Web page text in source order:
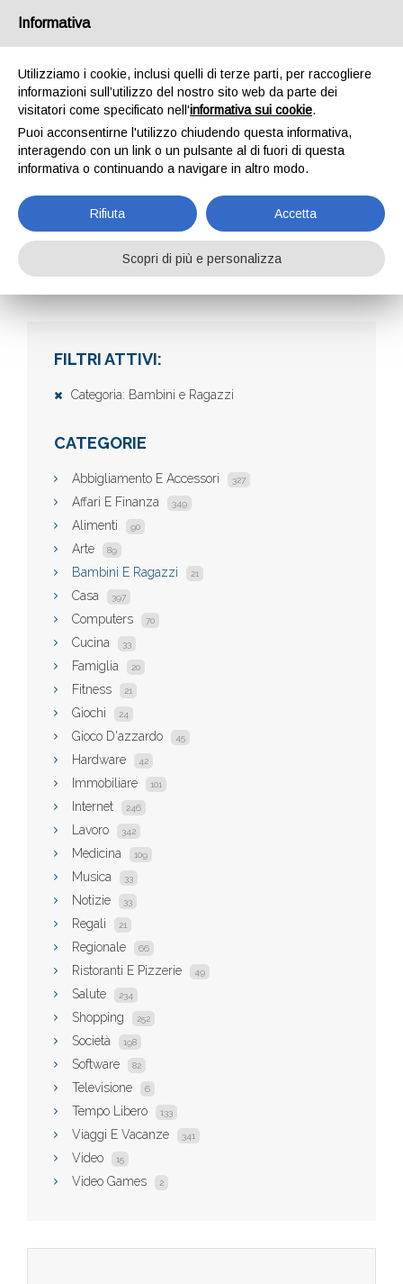
AZIENDE
Aziende
FILTRI ATTIVI:
Categoria: Bambini e Ragazzi
CATEGORIE
Abbigliamento E Accessori 327
Affari E Finanza 349
Alimenti 90
Arte 89
Bambini E Ragazzi 21
Casa 397
Computers 70
Cucina 33
Famiglia 20
Fitness 21
Giochi 24
Gioco D'azzardo 45
Hardware 42
Immobiliare 101
Internet 246
Lavoro 342
Medicina 109
Musica 33
Notizie 33
Regali 21
Regionale 66
Ristoranti E Pizzerie 49
Salute 234
Shopping 252
Società 198
Software 82
Televisione 6
Tempo Libero 133
Viaggi E Vacanze 341
Video 15
Video Games 2
Informativa
Utilizziamo i cookie, inclusi quelli di terze parti, per raccogliere
informazioni sull’utilizzo del nostro sito web da parte dei
visitatori come specificato nell'informativa sui cookie.
Puoi acconsentirne l'utilizzo chiudendo questa informativa,
interagendo con un link o un pulsante al di fuori di questa
informativa o continuando a navigare in altro modo.
Rifiuta Accetta
Scopri di più e personalizza